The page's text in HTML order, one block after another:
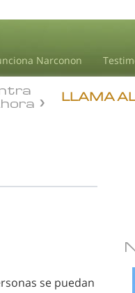
Narconon
LLAMA
se puedan